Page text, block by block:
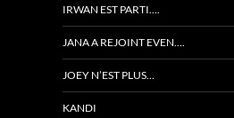
IRWAN EST PARTI….
JANA A REJOINT EVEN….
JOEY N’EST PLUS…
KANDI